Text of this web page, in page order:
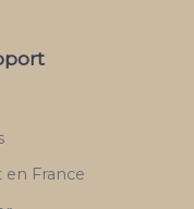
France